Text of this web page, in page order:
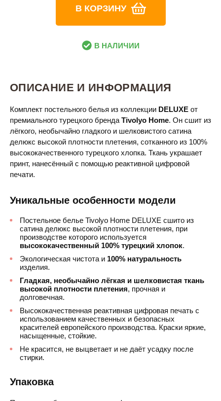
В КОРЗИНУ
В НАЛИЧИИ
ОПИСАНИЕ И ИНФОРМАЦИЯ
Комплект постельного белья из коллекции DELUXE от
премиального турецкого бренда Tivolyo Home. Он сшит из
лёгкого, необычайно гладкого и шелковистого сатина
делюкс высокой плотности плетения, сотканного из 100%
высококачественного турецкого хлопка. Ткань украшает
принт, нанесённый с помощью реактивной цифровой
печати.
Уникальные особенности модели
Постельное белье Tivolyo Home DELUXE сшито из
сатина делюкс высокой плотности плетения, при
производстве которого используется
высококачественный 100% турецкий хлопок.
Экологическая чистота и 100% натуральность
изделия.
Гладкая, необычайно лёгкая и шелковистая ткань
высокой плотности плетения, прочная и
долговечная.
Высококачественная реактивная цифровая печать с
использованием качественных и безопасных
красителей европейского производства. Краски яркие,
насыщенные, стойкие.
Не красится, не выцветает и не даёт усадку после
стирки.
Упаковка